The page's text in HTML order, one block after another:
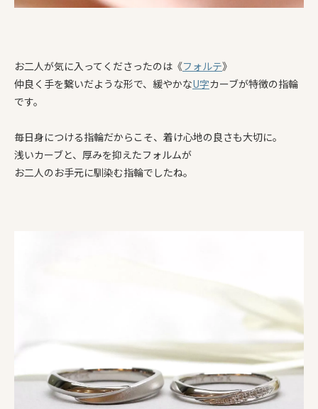
お二人が気に入ってくださったのは《フォルテ》
仲良く手を繋いだような形で、緩やかなU字カーブが特徴の指輪
です。
毎日身につける指輪だからこそ、着け心地の良さも大切に。
浅いカーブと、厚みを抑えたフォルムが
お二人のお手元に馴染む指輪でしたね。